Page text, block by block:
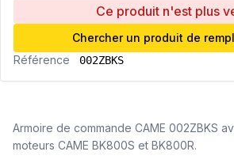
Ce produit n'est plus
Chercher un produit de
Référence
002ZBKS
Armoire de commande CAME 002ZBKS
moteurs CAME BK800S et BK800R.